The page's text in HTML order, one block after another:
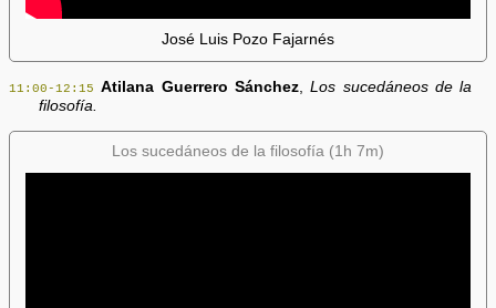
José Luis Pozo Fajarnés
11:00-12:15 Atilana Guerrero Sánchez ,Los sucedáneos de la
filosofía.
Los sucedáneos de la filosofía (1h 7m)